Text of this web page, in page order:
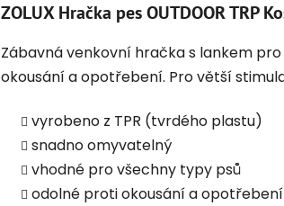
ZOLUX Hračka pes OUTDOOR TRP
Zábavná venkovní hračka s lankem
okousání a opotřebení. Pro větší
vyrobeno z TPR (tvrdého plastu)
snadno omyvatelný
vhodné pro všechny typy psů
odolné proti okousání a opotřebení